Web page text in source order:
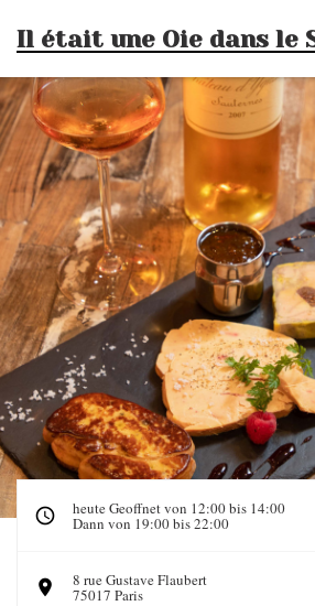
Il était une Oie dans le
heute Geoffnet von 12:00 bis 14:00
Dann von 19:00 bis 22:00
8 rue Gustave Flaubert
75017 Paris((öffnet ein neues Fenster))